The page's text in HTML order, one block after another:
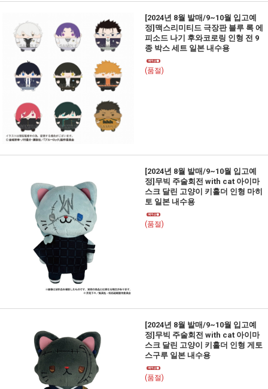
[2024년 8월 발매/9~10월 입고예
정]맥스리미티드 극장판 블루 록 에
피소드 나기 후와코로링 인형 전 9
종 박스 세트 일본 내수용
(품절)
[2024년 8월 발매/9~10월 입고예
정]무빅 주술회전 with cat 아이마
스크 달린 고양이 키홀더 인형 마히
토 일본 내수용
(품절)
[2024년 8월 발매/9~10월 입고예
정]무빅 주술회전 with cat 아이마
스크 달린 고양이 키홀더 인형 게토
스구루 일본 내수용
(품절)